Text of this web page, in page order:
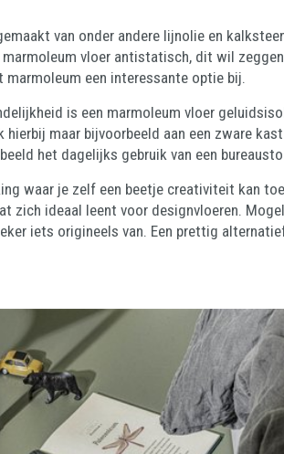
van onder andere lijnolie en
marmoleum vloer antistatisch, dit wil
een interessante optie bij.
is een marmoleum vloer
hierbij maar bijvoorbeeld aan een zware
het dagelijks gebruik van een
waar je zelf een beetje creativiteit kan
zich ideaal leent voor designvloeren.
iets origineels van. Een prettig